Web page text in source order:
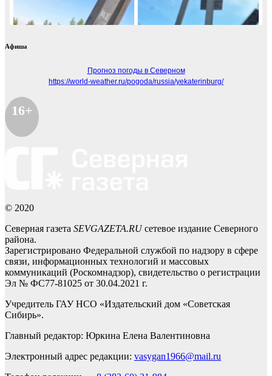
Афиша
Прогноз погоды в Северном
https://world-weather.ru/pogoda/russia/yekaterinburg/
16+
© 2020
Северная газета SEVGAZETA.RUсетевое издание Северного
района.
Зарегистрировано Федеральной службой по надзору в сфере
связи, информационных технологий и массовых
коммуникаций (Роскомнадзор), свидетельство о регистрации
Эл № ФС77-81025 от 30.04.2021 г.
Учредитель ГАУ НСО «Издательский дом «Советская
Сибирь».
Главный редактор: Юркина Елена Валентиновна
Электронный адрес редакции: vasygan1966@mail.ru